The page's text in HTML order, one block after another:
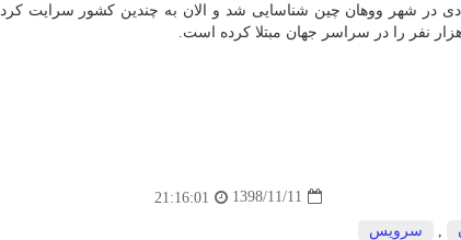
در شهر ووهان چین شناسایی شد و الان به چندین كشور سرایت
1398/11/11
21:16:01
سرویس